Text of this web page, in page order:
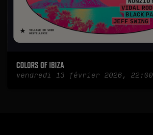
Colors of IBIZA
vendredi 13 février 2026, 22:00